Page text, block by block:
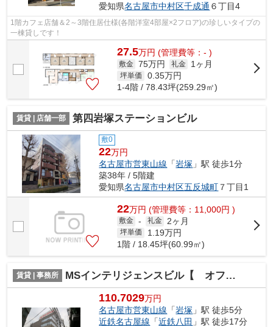
愛知県名古屋市中村区千成通 ６丁目4
1階カフェ店舗＆2～3階住居仕様(各階洋室4部屋×2フロア)の珍しいタイプの
一棟貸しです！
27.5万円 (管理費等：- )
敷金 75万円 礼金 1ヶ月
坪単価 0.35万円
1-4階 / 78.43坪(259.29㎡)
賃貸 | 店舗一部 第四岩塚ステーションビル
敷0
22万円
名古屋市営東山線 「岩塚 」駅 徒歩1分
築38年 / 5階建
愛知県名古屋市中村区五反城町 ７丁目1
22万円 (管理費等：11,000円 )
敷金 - 礼金 2ヶ月
坪単価 1.19万円
1階 / 18.45坪(60.99㎡)
賃貸 | 事務所 MSインテリジェンスビル【 オフィスおすすめ 】
110.7029万円
名古屋市営東山線 「岩塚 」駅 徒歩5分
近鉄名古屋線 「近鉄八田 」駅 徒歩17分